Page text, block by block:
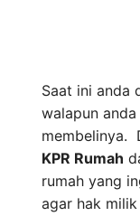
Saat ini anda
walapun
membelinya.
KPR Rumah
rumah yang
agar hak